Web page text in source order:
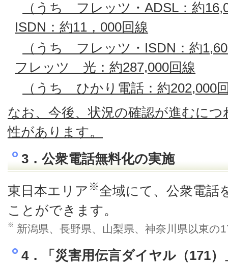
（うち フレッツ・ADSL：約
ISDN：約11，000回線
（うち フレッツ・ISDN：約
フレッツ 光：約287,000回線
（うち ひかり電話：約202,000
なお、今後、状況の確認が進むに
性があります。
3．公衆電話無料化の実施
東日本エリア ※全域にて、公衆電話
ことができます。
※ 新潟県、長野県、山梨県、神奈川県以東の
4．「災害用伝言ダイヤル（171